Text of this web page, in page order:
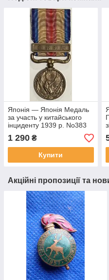
Японія — Японія Медаль
за участь у китайського
інциденту 1939 р. No383
1 290 ₴
Купити
Акційні пропозиції та